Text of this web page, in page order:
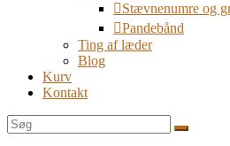
Stævnenumre og
Pandebånd
Ting af læder
Blog
Kurv
Kontakt
Søg
efter: